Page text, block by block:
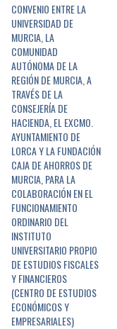
CONVENIO ENTRE LA
UNIVERSIDAD DE
MURCIA, LA
COMUNIDAD
AUTÓNOMA DE LA
REGIÓN DE MURCIA, A
TRAVÉS DE LA
CONSEJERÍA DE
HACIENDA, EL EXCMO.
AYUNTAMIENTO DE
LORCA Y LA FUNDACIÓN
CAJA DE AHORROS DE
MURCIA, PARA LA
COLABORACIÓN EN EL
FUNCIONAMIENTO
ORDINARIO DEL
INSTITUTO
UNIVERSITARIO PROPIO
DE ESTUDIOS FISCALES
Y FINANCIEROS
(CENTRO DE ESTUDIOS
ECONÓMICOS Y
EMPRESARIALES)